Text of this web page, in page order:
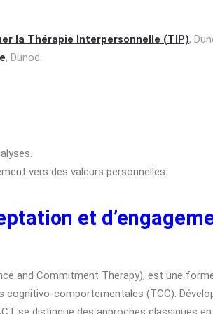
la Thérapie Interpersonnelle (TIP),
, Dunod.
vers des valeurs personnelles.
et
and Commitment Therapy), est une
comportementales (TCC).